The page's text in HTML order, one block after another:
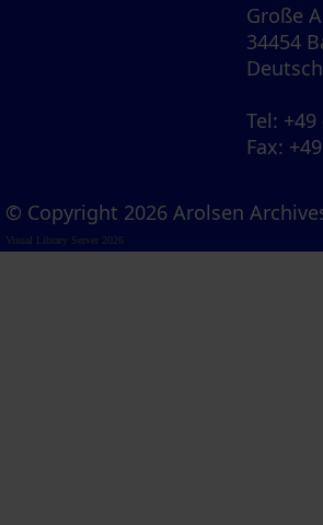
Große
34454
Tel: +49
Fax:
© Copyright 2026 Arolsen
Visual Library Server 2026